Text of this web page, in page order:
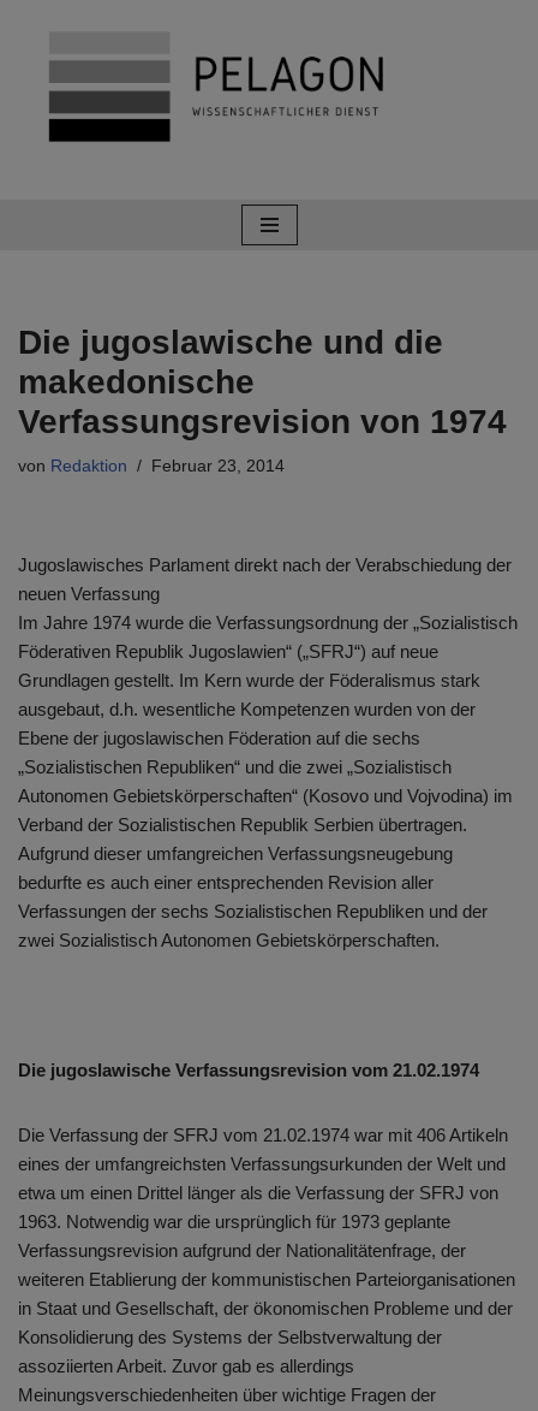
Zum
Inhalt
springen
Die jugoslawische und die
makedonische
Verfassungsrevision von 1974
von Redaktion Februar 23, 2014
Jugoslawisches Parlament direkt nach der Verabschiedung der
neuen Verfassung
Im Jahre 1974 wurde die Verfassungsordnung der „Sozialistisch
Föderativen Republik Jugoslawien“ („SFRJ“) auf neue
Grundlagen gestellt. Im Kern wurde der Föderalismus stark
ausgebaut, d.h. wesentliche Kompetenzen wurden von der
Ebene der jugoslawischen Föderation auf die sechs
„Sozialistischen Republiken“ und die zwei „Sozialistisch
Autonomen Gebietskörperschaften“ (Kosovo und Vojvodina) im
Verband der Sozialistischen Republik Serbien übertragen.
Aufgrund dieser umfangreichen Verfassungsneugebung
bedurfte es auch einer entsprechenden Revision aller
Verfassungen der sechs Sozialistischen Republiken und der
zwei Sozialistisch Autonomen Gebietskörperschaften.
Die jugoslawische Verfassungsrevision vom 21.02.1974
Die Verfassung der SFRJ vom 21.02.1974 war mit 406 Artikeln
eines der umfangreichsten Verfassungsurkunden der Welt und
etwa um einen Drittel länger als die Verfassung der SFRJ von
1963. Notwendig war die ursprünglich für 1973 geplante
Verfassungsrevision aufgrund der Nationalitätenfrage, der
weiteren Etablierung der kommunistischen Parteiorganisationen
in Staat und Gesellschaft, der ökonomischen Probleme und der
Konsolidierung des Systems der Selbstverwaltung der
assoziierten Arbeit. Zuvor gab es allerdings
Meinungsverschiedenheiten über wichtige Fragen der